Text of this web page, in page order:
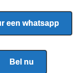
een whatsapp
Bel nu